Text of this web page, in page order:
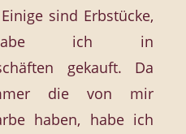
sind Erbstücke,
ich in
gekauft. Da
die von mir
haben, habe ich